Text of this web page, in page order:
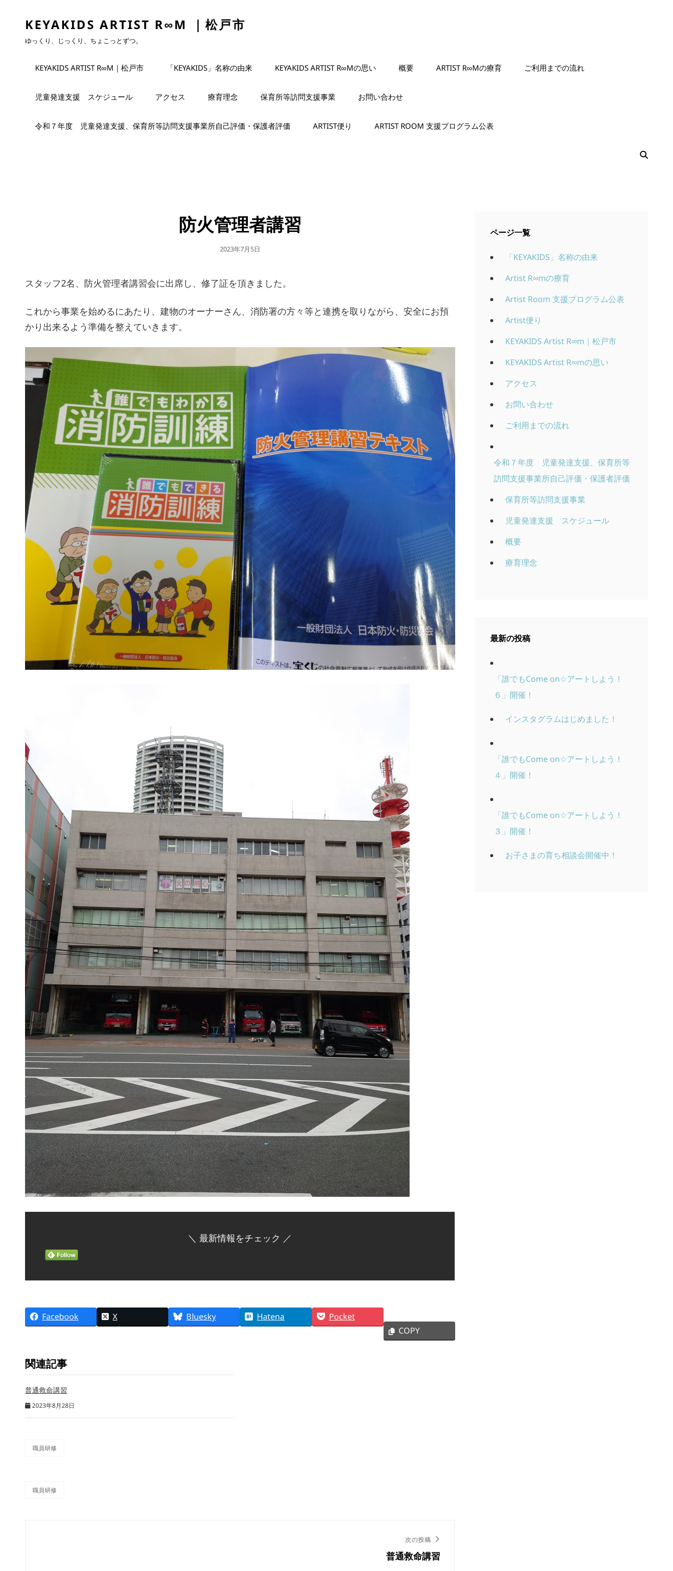
KEYAKIDS ARTIST R∞M ｜松戸市
ゆっくり、じっくり、ちょこっとずつ。
KEYAKIDS ARTIST R∞M｜松戸市 「KEYAKIDS」名称の由来 KEYAKIDS ARTIST R∞Mの思い 概要 ARTIST R∞Mの療育 ご利用までの流れ
児童発達支援 スケジュール アクセス 療育理念 保育所等訪問支援事業 お問い合わせ
令和７年度 児童発達支援、保育所等訪問支援事業所自己評価・保護者評価 ARTIST便り ARTIST ROOM 支援プログラム公表
防火管理者講習
公
2023年7月5日
スタッフ2名、防火管理者講習会に出席し、修了証を頂きました。
これから事業を始めるにあたり、建物のオーナーさん、消防署の方々等と連携を取りながら、安全にお預
かり出来るよう準備を整えていきます。
＼ 最新情報をチェック ／
Facebook X Bluesky Hatena
Pocket
COPY
関連記事
普通救命講習
2023年8月28日
職員研修
職員研修
次の投稿
普通救命講習
ページ一覧
「KEYAKIDS」名称の由来
Artist R∞mの療育
Artist Room 支援プログラム公表
Artist便り
KEYAKIDS Artist R∞m｜松戸市
KEYAKIDS Artist R∞mの思い
アクセス
お問い合わせ
ご利用までの流れ
令和７年度 児童発達支援、保育所等
訪問支援事業所自己評価・保護者評価
保育所等訪問支援事業
児童発達支援 スケジュール
概要
療育理念
最新の投稿
「誰でもCome on☆アートしよう！
６」開催！
インスタグラムはじめました！
「誰でもCome on☆アートしよう！
４」開催！
「誰でもCome on☆アートしよう！
３」開催！
お子さまの育ち相談会開催中！